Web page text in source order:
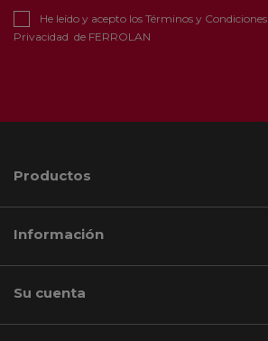
He leído y acepto los Términos y Condiciones
Privacidad de FERROLAN
Productos
Información
Su cuenta